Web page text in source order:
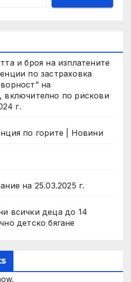
и броя на изплатените
по застраховка
на
включително по рискови
г.
по горите | Новини
на 25.03.2025 г.
всички деца до 14
детско бягане